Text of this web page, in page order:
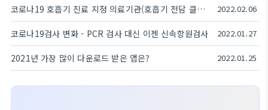
코로나19 호흡기 진료 지정 의료기관(호흡기 전담 클리닉) 현황 확인하기 2022.02.06
코로나19검사 변화 - PCR 검사 대신 이젠 신속항원검사 2022.01.27
2021년 가장 많이 다운로드 받은 앱은? 2022.01.25